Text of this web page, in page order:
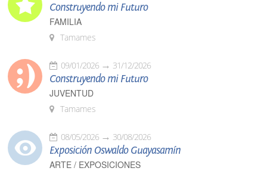
Construyendo mi Futuro
FAMILIA
Tamames
09/01/2026 31/12/2026
Construyendo mi Futuro
JUVENTUD
Tamames
08/05/2026 30/08/2026
Exposición Oswaldo Guayasamín
ARTE / EXPOSICIONES